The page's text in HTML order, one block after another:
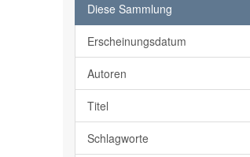
Diese Sammlung
Erscheinungsdatum
Autoren
Titel
Schlagworte